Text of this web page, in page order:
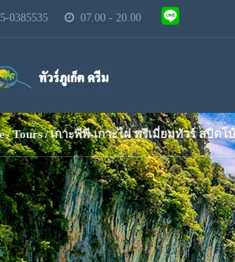
0385535 07.00 - 20.00
Tours เกาะพีพี-เกาะไผ่ พรีเมี่ยมทัวร์ สปีดโ